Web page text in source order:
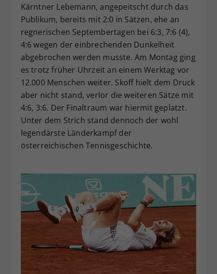
Kärntner Lebemann, angepeitscht durch das
Publikum, bereits mit 2:0 in Sätzen, ehe an
regnerischen Septembertagen bei 6:3, 7:6 (4),
4:6 wegen der einbrechenden Dunkelheit
abgebrochen werden musste. Am Montag ging
es trotz früher Uhrzeit an einem Werktag vor
12.000 Menschen weiter. Skoff hielt dem Druck
aber nicht stand, verlor die weiteren Sätze mit
4:6, 3:6. Der Finaltraum war hiermit geplatzt.
Unter dem Strich stand dennoch der wohl
legendärste Länderkampf der
österreichischen Tennisgeschichte.